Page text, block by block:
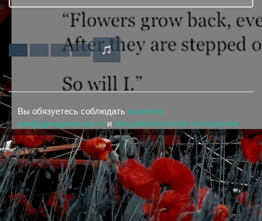
Вы обязуетесь соблюдать политику
конфиденциальности и пользовательское соглашение